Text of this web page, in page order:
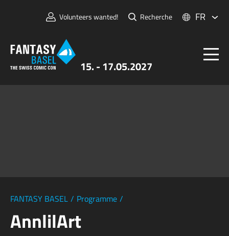
15. - 17.05.2027
Volunteers wanted! Recherche FR
FANTASY BASEL / Programme /
AnnlilArt